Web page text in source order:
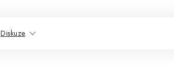
Diskuze